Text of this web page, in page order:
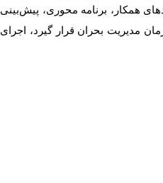
همکار، برنامه محوری، پیش‌بینی
مدیریت بحران قرار گیرد، اجرای